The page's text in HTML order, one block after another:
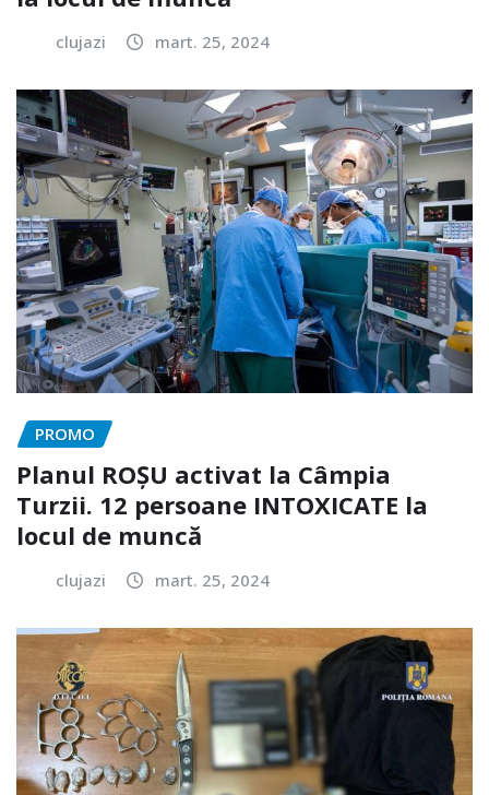
clujazi mart. 25, 2024
PROMO
Planul ROȘU activat la Câmpia
Turzii. 12 persoane INTOXICATE la
locul de muncă
clujazi mart. 25, 2024